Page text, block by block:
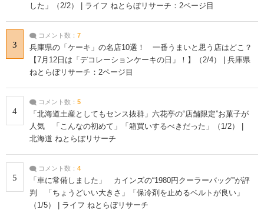
した」（2/2） | ライフ ねとらぼリサーチ：2ページ目
3
コメント数： 7
兵庫県の「ケーキ」の名店10選！ 一番うまいと思う店はどこ？
【7月12日は「デコレーションケーキの日」！】（2/4） | 兵庫県
ねとらぼリサーチ：2ページ目
4
コメント数： 5
「北海道土産としてもセンス抜群」六花亭の“店舗限定”お菓子が
人気 「こんなの初めて」「箱買いするべきだった」（1/2） |
北海道 ねとらぼリサーチ
5
コメント数： 4
「車に常備しました」 カインズの“1980円クーラーバッグ”が評
判 「ちょうどいい大きさ」「保冷剤を止めるベルトが良い」
（1/5） | ライフ ねとらぼリサーチ